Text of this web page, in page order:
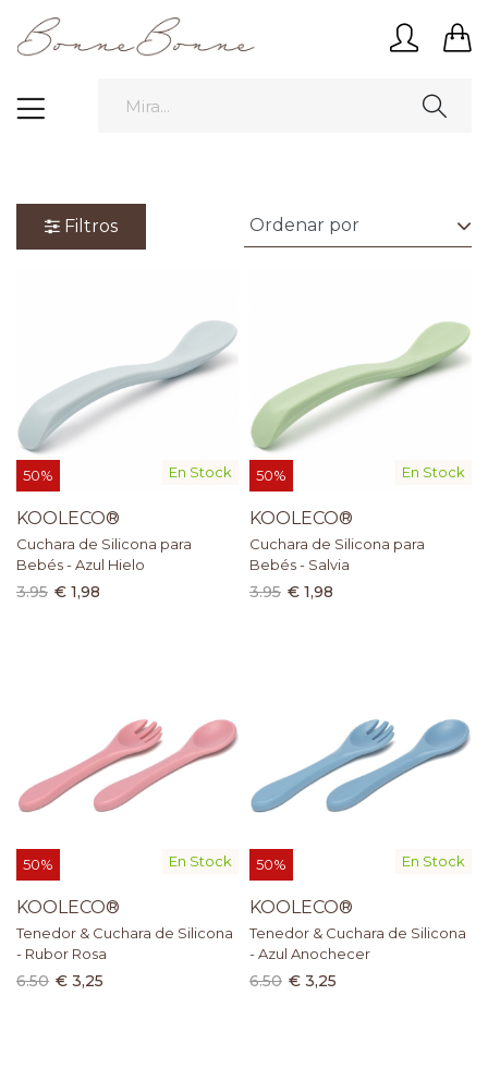
Filtros
En Stock
50%
KOOLECO®
Cuchara de Silicona para
Bebés - Azul Hielo
3.95 € 1,98
En Stock
50%
KOOLECO®
Cuchara de Silicona para
Bebés - Salvia
3.95 € 1,98
En Stock
50%
KOOLECO®
Tenedor & Cuchara de Silicona
- Rubor Rosa
6.50 € 3,25
En Stock
50%
KOOLECO®
Tenedor & Cuchara de Silicona
- Azul Anochecer
6.50 € 3,25